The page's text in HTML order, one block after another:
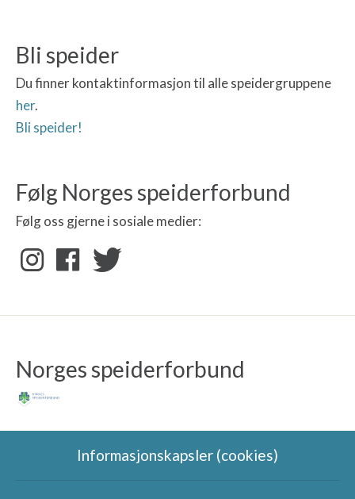
Bli speider
Du finner kontaktinformasjon til alle speidergruppene
her.
Bli speider!
Følg Norges speiderforbund
Følg oss gjerne i sosiale medier:
Norges speiderforbund
Informasjonskapsler (cookies)